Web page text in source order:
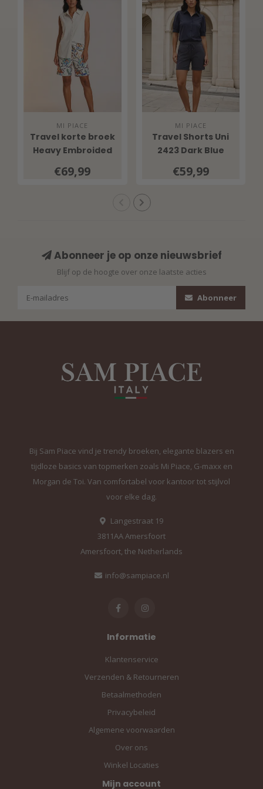
MI PIACE
Travel korte broek
Heavy Embroided
Multicolour
€69,99
MI PIACE
Travel Shorts Uni
2423 Dark Blue
€59,99
Abonneer je op onze nieuwsbrief
Blijf op de hoogte over onze laatste acties
Abonneer
Bij Sam Piace vind je trendy broeken, elegante blazers en
tijdloze basics van topmerken zoals Mi Piace, G-maxx en
Morgan de Toi. Van comfortabel voor kantoor tot stijlvol
voor elke dag.
Langestraat 19
3811AA Amersfoort
Amersfoort, the Netherlands
info@sampiace.nl
Informatie
Klantenservice
Verzenden & Retourneren
Betaalmethoden
Privacybeleid
Algemene voorwaarden
Over ons
Winkel Locaties
Mijn account